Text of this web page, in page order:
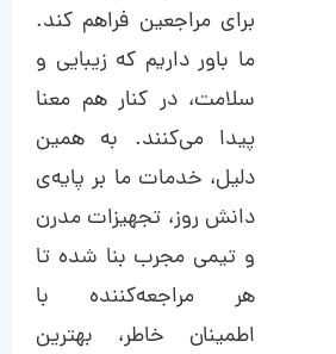
برای مراجعین فراهم کند.
ما باور داریم که زیبایی و
سلامت، در کنار هم معنا
پیدا می‌کنند. به همین
دلیل، خدمات ما بر پایه‌ی
دانش روز، تجهیزات مدرن
و تیمی مجرب بنا شده تا
هر مراجعه‌کننده با
اطمینان خاطر، بهترین